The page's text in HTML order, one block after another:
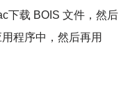
下载 BOIS 文件，然后
程序中，然后再用